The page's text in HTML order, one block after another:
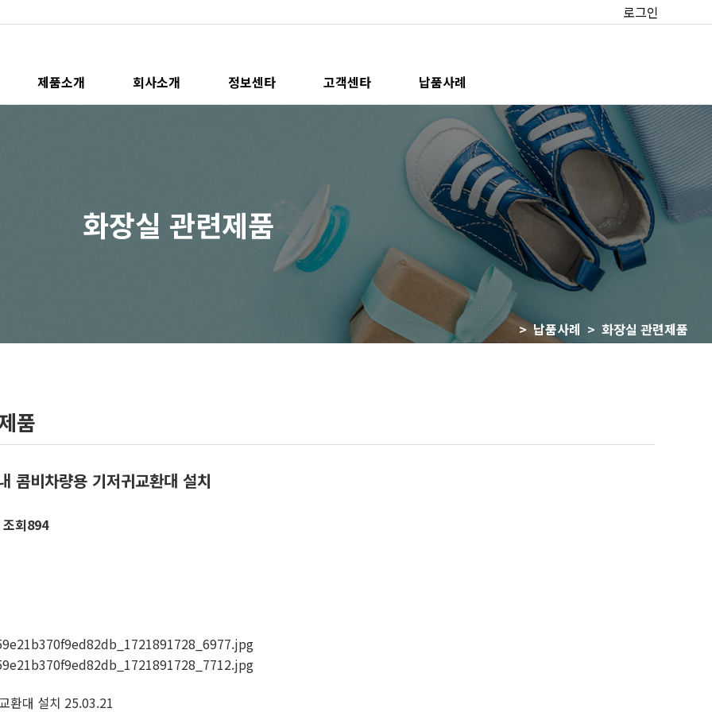
로그인
제품소개 회사소개 정보센타 고객센타 납품사례
화장실 관련제품
> 납품사례 > 화장실 관련제품
품
콤비차량용 기저귀교환대 설치
조회894
환대 설치 25.03.21